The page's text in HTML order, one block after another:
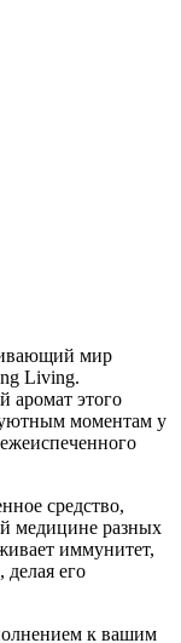
мир
Living.
аромат этого
уютным моментам у
средство,
медицине разных
иммунитет,
делая его
к вашим